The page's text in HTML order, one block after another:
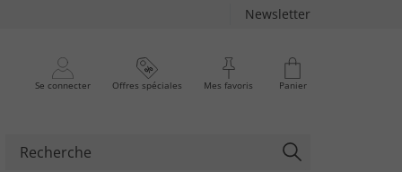
Newsletter
Se connecter Offres spéciales Mes favoris Panier